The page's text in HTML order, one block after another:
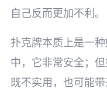
自己反而更加不利。
扑克牌本质上是一种
中，它非常安全；
既不实用，也可能带